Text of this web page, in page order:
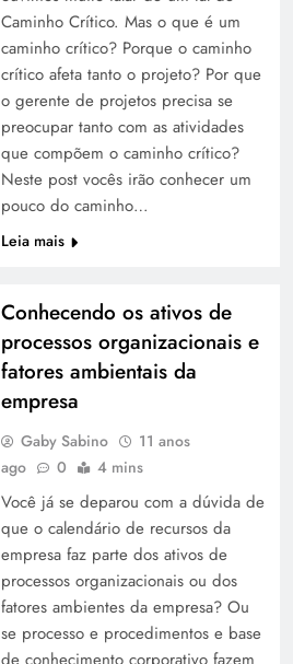
Caminho Crítico. Mas o que é um
caminho crítico? Porque o caminho
crítico afeta tanto o projeto? Por que
o gerente de projetos precisa se
preocupar tanto com as atividades
que compõem o caminho crítico?
Neste post vocês irão conhecer um
pouco do caminho…
Leia mais
Conhecendo os ativos de
processos organizacionais e
fatores ambientais da
empresa
Gaby Sabino
11 anos
ago
0 4 mins
Você já se deparou com a dúvida de
que o calendário de recursos da
empresa faz parte dos ativos de
processos organizacionais ou dos
fatores ambientes da empresa? Ou
se processo e procedimentos e base